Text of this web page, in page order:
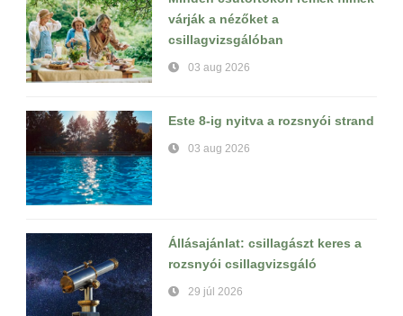
várják a nézőket a
csillagvizsgálóban
03 aug 2026
Este 8-ig nyitva a rozsnyói strand
03 aug 2026
Állásajánlat: csillagászt keres a
rozsnyói csillagvizsgáló
29 júl 2026